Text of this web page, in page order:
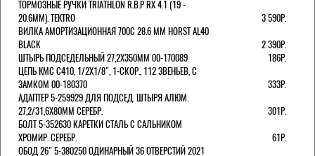
ТОРМОЗНЫЕ РУЧКИ TRIATHLON R.B.P RX 4.1 (19 -
20.6ММ). TEKTRO
3 590Р.
ВИЛКА АМОРТИЗАЦИОННАЯ 700C 28.6 ММ HORST AL40
BLACK
2 390Р.
ШТЫРЬ ПОДСЕДЕЛЬНЫЙ 27,2Х350ММ 00-170089
186Р.
ЦЕПЬ KMC C410, 1/2Х1/8", 1-СКОР., 112 ЗВЕНЬЕВ, С
ЗАМКОМ 00-180370
333Р.
АДАПТЕР 5-259929 ДЛЯ ПОДСЕД. ШТЫРЯ АЛЮМ.
27,2/31,6Х80ММ СЕРЕБР.
301Р.
БОЛТ 5-352630 КАРЕТКИ СТАЛЬ С САЛЬНИКОМ
ХРОМИР. СЕРЕБР.
61Р.
ОБОД 26" 5-380250 ОДИНАРНЫЙ 36 ОТВЕРСТИЙ 2021